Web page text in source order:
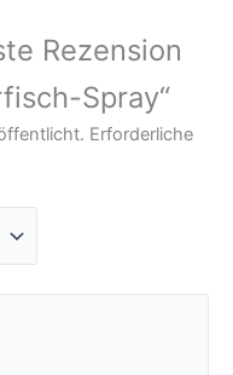
Rezension
Spray“
Erforderliche